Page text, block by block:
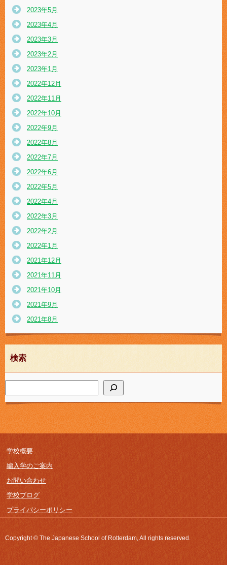
2023年5月
2023年4月
2023年3月
2023年2月
2023年1月
2022年12月
2022年11月
2022年10月
2022年9月
2022年8月
2022年7月
2022年6月
2022年5月
2022年4月
2022年3月
2022年2月
2022年1月
2021年12月
2021年11月
2021年10月
2021年9月
2021年8月
検索
学校概要
編入学のご案内
お問い合わせ
学校ブログ
プライバシーポリシー
Copyright © The Japanese School of Rotterdam, All rights reserved.